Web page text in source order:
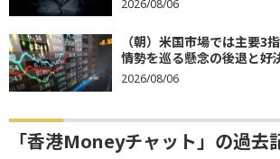
2026/08/06
（朝）米国市場では主要
情勢を巡る懸念の後退と好
2026/08/06
「香港Moneyチャット」の過去